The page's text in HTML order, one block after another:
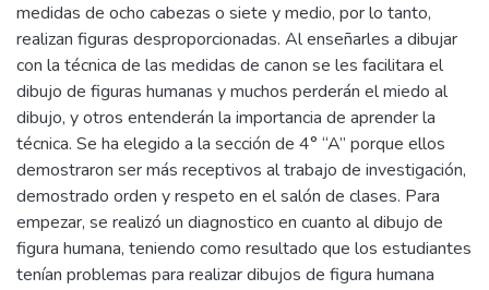
medidas de ocho cabezas o siete y medio, por lo tanto,
realizan figuras desproporcionadas. Al enseñarles a dibujar
con la técnica de las medidas de canon se les facilitara el
dibujo de figuras humanas y muchos perderán el miedo al
dibujo, y otros entenderán la importancia de aprender la
técnica. Se ha elegido a la sección de 4° “A” porque ellos
demostraron ser más receptivos al trabajo de investigación,
demostrado orden y respeto en el salón de clases. Para
empezar, se realizó un diagnostico en cuanto al dibujo de
figura humana, teniendo como resultado que los estudiantes
tenían problemas para realizar dibujos de figura humana